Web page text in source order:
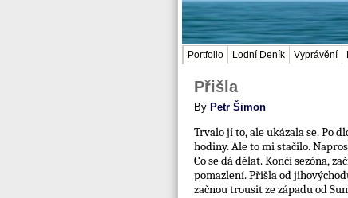
Portfolio Lodní Deník Vyprávění
Přišla
By Petr Šimon
Trvalo jí to, ale ukázala se. Po
hodiny. Ale to mi stačilo.
Co se dá dělat. Končí sezóna,
pomazlení. Přišla od
začnou trousit ze západu od